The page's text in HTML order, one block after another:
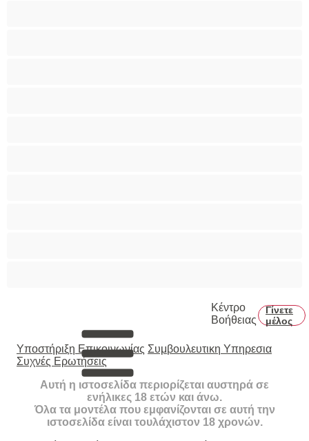
Κέντρο
Βοήθειας
Γίνετε
μέλος
Υποστήριξη Επικοινωνίας Συμβουλευτικη Υπηρεσια
Συχνές Ερωτήσεις
Αυτή η ιστοσελίδα περιορίζεται αυστηρά σε
ενήλικες 18 ετών και άνω.
Όλα τα μοντέλα που εμφανίζονται σε αυτή την
ιστοσελίδα είναι τουλάχιστον 18 χρονών.